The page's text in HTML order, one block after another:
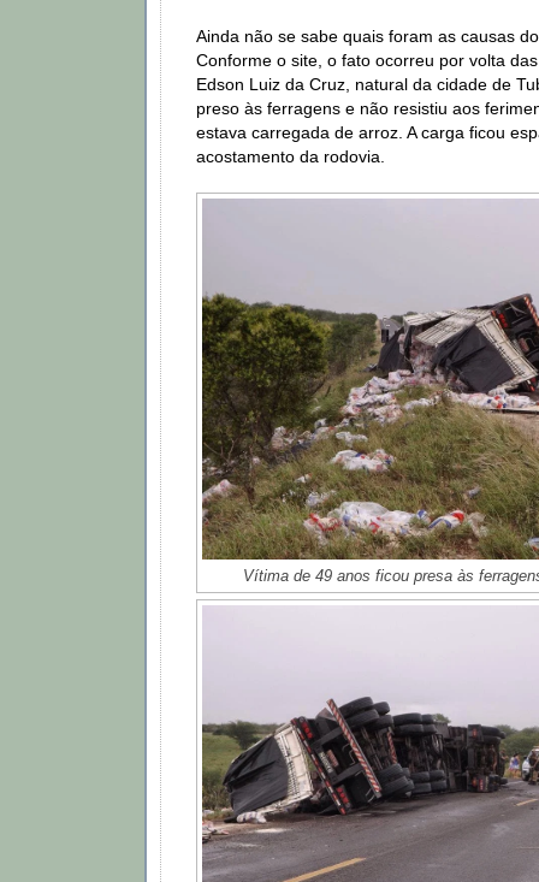
Ainda não se sabe quais foram as causas
Conforme o site, o fato ocorreu por volta
Edson Luiz da Cruz, natural da cidade de
preso às ferragens e não resistiu aos
estava carregada de arroz. A carga ficou
acostamento da rodovia.
Vítima de 49 anos ficou presa às